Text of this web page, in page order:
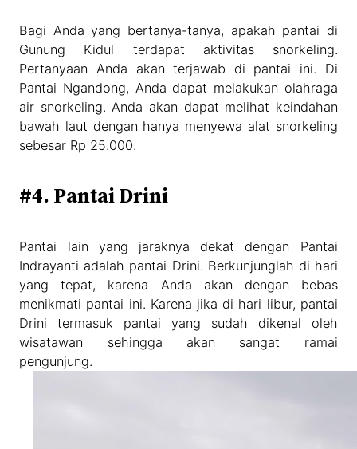
Bagi Anda yang bertanya-tanya, apakah pantai di
Gunung Kidul terdapat aktivitas snorkeling.
Pertanyaan Anda akan terjawab di pantai ini. Di
Pantai Ngandong, Anda dapat melakukan olahraga
air snorkeling. Anda akan dapat melihat keindahan
bawah laut dengan hanya menyewa alat snorkeling
sebesar Rp 25.000.
#4. Pantai Drini
Pantai lain yang jaraknya dekat dengan Pantai
Indrayanti adalah pantai Drini. Berkunjunglah di hari
yang tepat, karena Anda akan dengan bebas
menikmati pantai ini. Karena jika di hari libur, pantai
Drini termasuk pantai yang sudah dikenal oleh
wisatawan sehingga akan sangat ramai
pengunjung.